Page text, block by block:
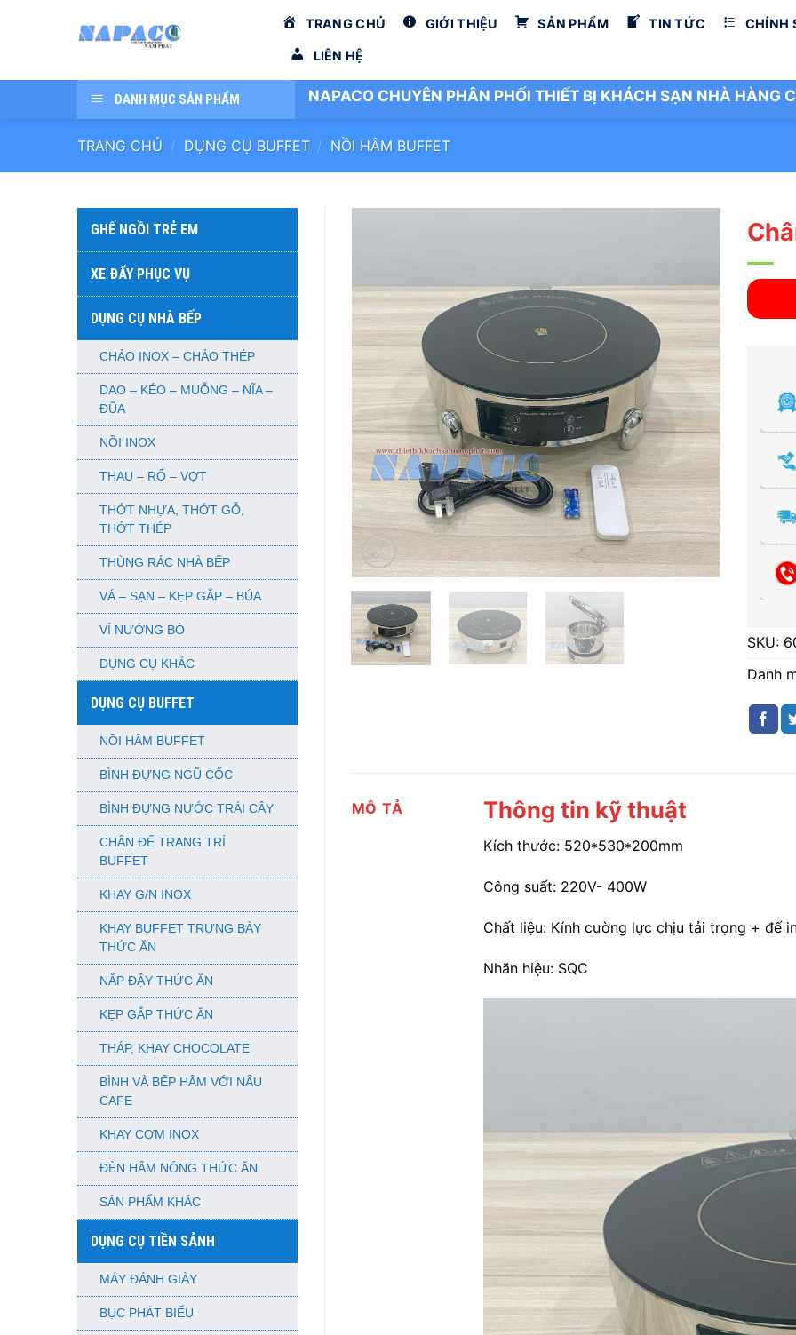
dung
TRANG CHỦ GIỚI THIỆU SẢN PHẨM TIN TỨC CHÍNH
LIÊN HỆ
DANH MỤC SẢN PHẨM NAPACO CHUYÊN PHÂN PHỐI THIẾT BỊ KHÁCH SẠN NHÀ HÀNG
TRANG CHỦ / DỤNG CỤ BUFFET / NỒI HÂM BUFFET
GHẾ NGỒI TRẺ EM
XE ĐẨY PHỤC VỤ
DỤNG CỤ NHÀ BẾP
CHẢO INOX – CHẢO THÉP
DAO – KÉO – MUỖNG – NĨA –
ĐŨA
NỒI INOX
THAU – RỔ – VỢT
THỚT NHỰA, THỚT GỖ,
THỚT THÉP
THÙNG RÁC NHÀ BẾP
VÁ – SẠN – KẸP GẮP – BÚA
VỈ NƯỚNG BÒ
DỤNG CỤ KHÁC
DỤNG CỤ BUFFET
NỒI HÂM BUFFET
BÌNH ĐỰNG NGŨ CỐC
BÌNH ĐỰNG NƯỚC TRÁI CÂY
CHÂN ĐẾ TRANG TRÍ
BUFFET
KHAY G/N INOX
KHAY BUFFET TRƯNG BÀY
THỨC ĂN
NẮP ĐẬY THỨC ĂN
KẸP GẮP THỨC ĂN
THÁP, KHAY CHOCOLATE
BÌNH VÀ BẾP HÂM VỚI NẤU
CAFE
KHAY CƠM INOX
ĐÈN HÂM NÓNG THỨC ĂN
SẢN PHẨM KHÁC
DỤNG CỤ TIỀN SẢNH
MÁY ĐÁNH GIÀY
BỤC PHÁT BIỂU
SKU:
Danh
MÔ TẢ Thông tin kỹ thuật
Kích thước: 520*530*200mm
Công suất: 220V- 400W
Chất liệu: Kính cường lực chịu tải trọng + đế
Nhãn hiệu: SQC